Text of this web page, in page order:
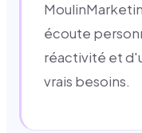
écoute
réactivité et
vrais besoins.